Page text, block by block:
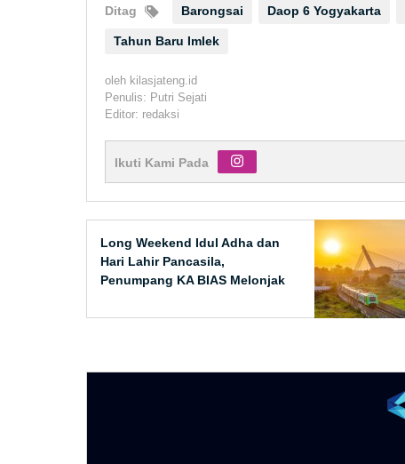
Ditag Barongsai Daop 6 Yogyakarta
Tahun Baru Imlek
oleh kilasjateng.id
Penulis: Putri Sejati
Editor: redaksi
Ikuti Kami Pada
Long Weekend Idul Adha dan
Hari Lahir Pancasila,
Penumpang KA BIAS Melonjak